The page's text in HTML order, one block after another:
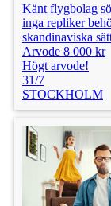
Känt flygbolag
inga repliker
skandinaviska
Arvode 8 000 kr
Högt arvode!
31/7
STOCKHOLM